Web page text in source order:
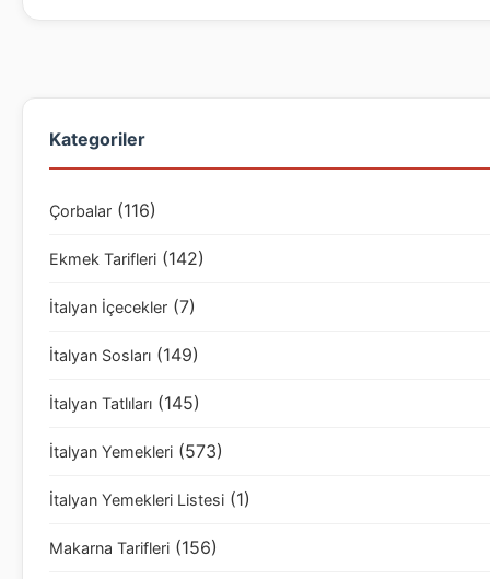
Kategoriler
Çorbalar (116)
Ekmek Tarifleri (142)
İtalyan İçecekler (7)
İtalyan Sosları (149)
İtalyan Tatlıları (145)
İtalyan Yemekleri (573)
İtalyan Yemekleri Listesi (1)
Makarna Tarifleri (156)